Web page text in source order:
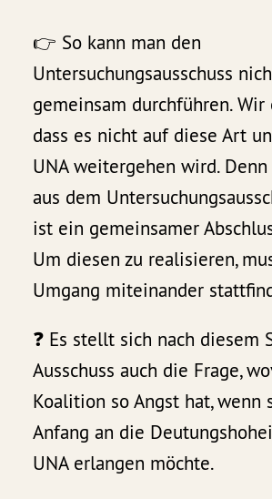
👉 So kann man den
Untersuchungsausschuss
gemeinsam durchführen. Wir
dass es nicht auf diese Art
UNA weitergehen wird.
aus dem
ist ein gemeinsamer
Um diesen zu realisieren,
Umgang miteinander
❓ Es stellt sich nach diesem
Ausschuss auch die Frage,
Koalition so Angst hat, wenn
Anfang an die
UNA erlangen möchte.